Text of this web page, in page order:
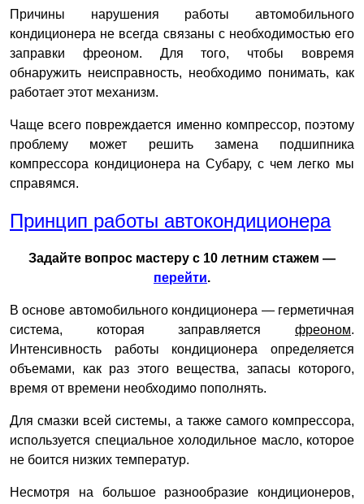
Причины нарушения работы автомобильного
кондиционера не всегда связаны с необходимостью его
заправки фреоном. Для того, чтобы вовремя
обнаружить неисправность, необходимо понимать, как
работает этот механизм.
Чаще всего повреждается именно компрессор, поэтому
проблему может решить замена подшипника
компрессора кондиционера на Субару, с чем легко мы
справямся.
Принцип работы автокондиционера
Задайте вопрос мастеру с 10 летним стажем —
перейти.
В основе автомобильного кондиционера — герметичная
система, которая заправляется фреоном.
Интенсивность работы кондиционера определяется
объемами, как раз этого вещества, запасы которого,
время от времени необходимо пополнять.
Для смазки всей системы, а также самого компрессора,
используется специальное холодильное масло, которое
не боится низких температур.
Несмотря на большое разнообразие кондиционеров,